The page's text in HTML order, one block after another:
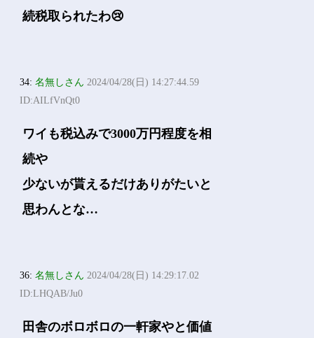
続税取られたわ😢
34:名無しさん 2024/04/28(日) 14:27:44.59
ID:AILfVnQt0
ワイも税込みで3000万円程度を相
続や
少ないが貰えるだけありがたいと
思わんとな…
36:名無しさん 2024/04/28(日) 14:29:17.02
ID:LHQAB/Ju0
田舎のボロボロの一軒家やと価値